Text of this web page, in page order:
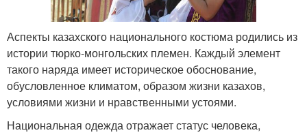
Аспекты казахского национального костюма родились из
истории тюрко-монгольских племен. Каждый элемент
такого наряда имеет историческое обоснование,
обусловленное климатом, образом жизни казахов,
условиями жизни и нравственными устоями.
Национальная одежда отражает статус человека,